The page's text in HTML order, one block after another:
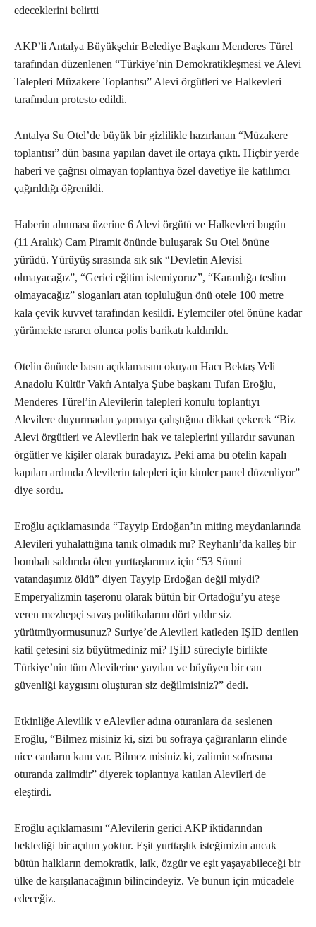
edeceklerini belirtti
AKP’li Antalya Büyükşehir Belediye Başkanı Menderes Türel
tarafından düzenlenen “Türkiye’nin Demokratikleşmesi ve Alevi
Talepleri Müzakere Toplantısı” Alevi örgütleri ve Halkevleri
tarafından protesto edildi.
Antalya Su Otel’de büyük bir gizlilikle hazırlanan “Müzakere
toplantısı” dün basına yapılan davet ile ortaya çıktı. Hiçbir yerde
haberi ve çağrısı olmayan toplantıya özel davetiye ile katılımcı
çağırıldığı öğrenildi.
Haberin alınması üzerine 6 Alevi örgütü ve Halkevleri bugün
(11 Aralık) Cam Piramit önünde buluşarak Su Otel önüne
yürüdü. Yürüyüş sırasında sık sık “Devletin Alevisi
olmayacağız”, “Gerici eğitim istemiyoruz”, “Karanlığa teslim
olmayacağız” sloganları atan topluluğun önü otele 100 metre
kala çevik kuvvet tarafından kesildi. Eylemciler otel önüne kadar
yürümekte ısrarcı olunca polis barikatı kaldırıldı.
Otelin önünde basın açıklamasını okuyan Hacı Bektaş Veli
Anadolu Kültür Vakfı Antalya Şube başkanı Tufan Eroğlu,
Menderes Türel’in Alevilerin talepleri konulu toplantıyı
Alevilere duyurmadan yapmaya çalıştığına dikkat çekerek “Biz
Alevi örgütleri ve Alevilerin hak ve taleplerini yıllardır savunan
örgütler ve kişiler olarak buradayız. Peki ama bu otelin kapalı
kapıları ardında Alevilerin talepleri için kimler panel düzenliyor”
diye sordu.
Eroğlu açıklamasında “Tayyip Erdoğan’ın miting meydanlarında
Alevileri yuhalattığına tanık olmadık mı? Reyhanlı’da kalleş bir
bombalı saldırıda ölen yurttaşlarımız için “53 Sünni
vatandaşımız öldü” diyen Tayyip Erdoğan değil miydi?
Emperyalizmin taşeronu olarak bütün bir Ortadoğu’yu ateşe
veren mezhepçi savaş politikalarını dört yıldır siz
yürütmüyormusunuz? Suriye’de Alevileri katleden IŞİD denilen
katil çetesini siz büyütmediniz mi? IŞİD süreciyle birlikte
Türkiye’nin tüm Alevilerine yayılan ve büyüyen bir can
güvenliği kaygısını oluşturan siz değilmisiniz?” dedi.
Etkinliğe Alevilik v eAleviler adına oturanlara da seslenen
Eroğlu, “Bilmez misiniz ki, sizi bu sofraya çağıranların elinde
nice canların kanı var. Bilmez misiniz ki, zalimin sofrasına
oturanda zalimdir” diyerek toplantıya katılan Alevileri de
eleştirdi.
Eroğlu açıklamasını “Alevilerin gerici AKP iktidarından
beklediği bir açılım yoktur. Eşit yurttaşlık isteğimizin ancak
bütün halkların demokratik, laik, özgür ve eşit yaşayabileceği bir
ülke de karşılanacağının bilincindeyiz. Ve bunun için mücadele
edeceğiz.